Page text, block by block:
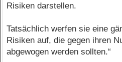
Risiken darstellen.
Tatsächlich werfen sie eine
Risiken auf, die gegen ihren
abgewogen werden sollten.“